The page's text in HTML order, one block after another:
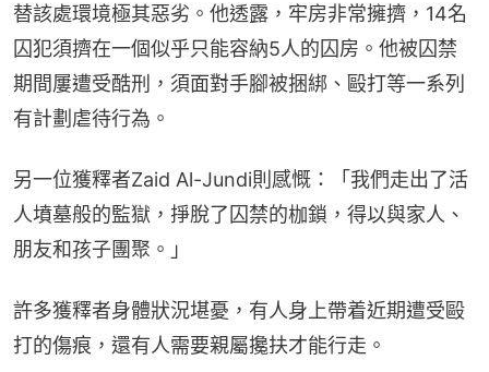
替該處環境極其惡劣。他透露，牢房非常擁擠，14名
囚犯須擠在一個似乎只能容納5人的囚房。他被囚禁
期間屢遭受酷刑，須面對手腳被捆綁、毆打等一系列
有計劃虐待行為。
另一位獲釋者Zaid Al-Jundi則感慨：「我們走出了活
人墳墓般的監獄，掙脫了囚禁的枷鎖，得以與家人、
朋友和孩子團聚。」
許多獲釋者身體狀況堪憂，有人身上帶着近期遭受毆
打的傷痕，還有人需要親屬攙扶才能行走。